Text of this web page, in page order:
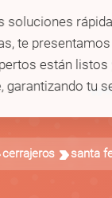
soluciones
te
están
garantizando tu
cerrajeros santa